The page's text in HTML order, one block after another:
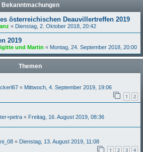
Bekanntmachungen
österreichischen Deauvillertreffen 2019
« Dienstag, 2. Oktober 2018, 20:42
2019
und Martin « Montag, 24. September 2018, 20:00
Themen
« Mittwoch, 4. September 2019, 19:06
1 2
« Freitag, 16. August 2019, 08:36
« Dienstag, 13. August 2019, 11:08
1 2 3 4